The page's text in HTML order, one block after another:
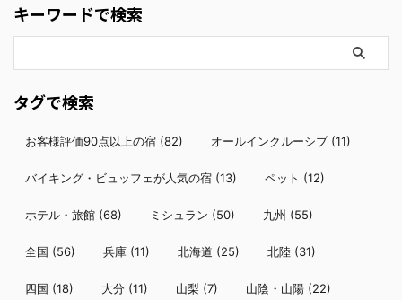
キーワードで検索
タグで検索
お客様評価90点以上の宿 (82) オールインクルーシブ (11)
バイキング・ビュッフェが人気の宿 (13) ペット (12)
ホテル・旅館 (68) ミシュラン (50) 九州 (55)
全国 (56) 兵庫 (11) 北海道 (25) 北陸 (31)
四国 (18) 大分 (11) 山梨 (7) 山陰・山陽 (22)